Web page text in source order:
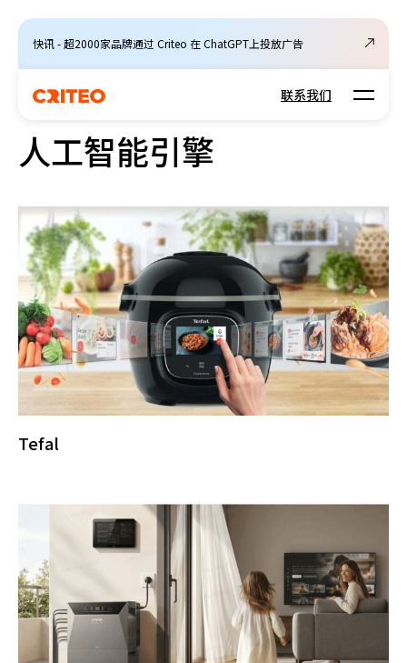
快讯 - 超2000家品牌通过 Criteo 在 ChatGPT上投放广告
联系我们 Open
人工智能引擎
Tefal